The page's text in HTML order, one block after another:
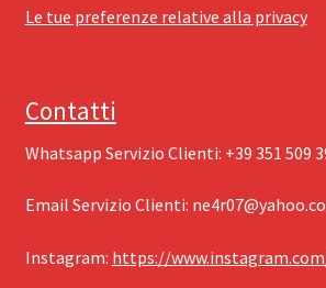
Le tue preferenze relative alla privacy
Contatti
Whatsapp Servizio Clienti: ‪+39 351 509
Email Servizio Clienti: ‪
Instagram: ‪ https://